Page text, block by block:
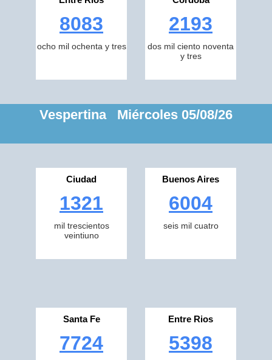
8083
ocho mil ochenta y tres
2193
dos mil ciento noventa
y tres
Vespertina Miércoles 05/08/26
Ciudad
1321
mil trescientos
veintiuno
Buenos Aires
6004
seis mil cuatro
Santa Fe
7724
Entre Rios
5398